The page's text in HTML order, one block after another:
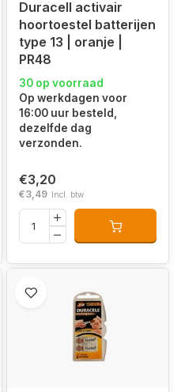
Duracell activair
hoortoestel batterijen
type 13 | oranje |
PR48
30 op voorraad
Op werkdagen voor
16:00 uur besteld,
dezelfde dag
verzonden.
€3,20
€3,49 Incl. btw